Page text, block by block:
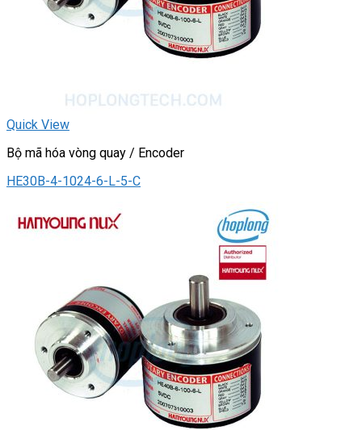
Quick View
Bộ mã hóa vòng quay / Encoder
HE30B-4-1024-6-L-5-C